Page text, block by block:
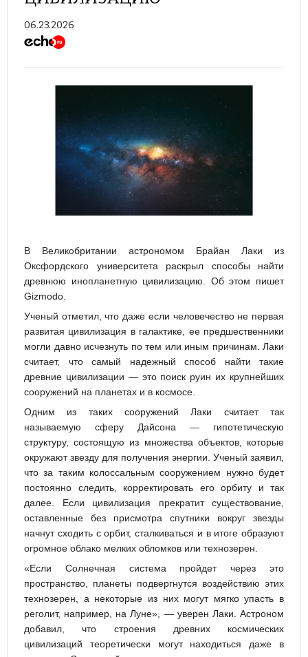
06.23.2026
В Великобритании астрономом Брайан Лаки из
Оксфордского университета раскрыл способы найти
древнюю инопланетную цивилизацию. Об этом пишет
Gizmodo.
Ученый отметил, что даже если человечество не первая
развитая цивилизация в галактике, ее предшественники
могли давно исчезнуть по тем или иным причинам. Лаки
считает, что самый надежный способ найти такие
древние цивилизации — это поиск руин их крупнейших
сооружений на планетах и в космосе.
Одним из таких сооружений Лаки считает так
называемую сферу Дайсона — гипотетическую
структуру, состоящую из множества объектов, которые
окружают звезду для получения энергии. Ученый заявил,
что за таким колоссальным сооружением нужно будет
постоянно следить, корректировать его орбиту и так
далее. Если цивилизация прекратит существование,
оставленные без присмотра спутники вокруг звезды
начнут сходить с орбит, сталкиваться и в итоге образуют
огромное облако мелких обломков или технозерен.
«Если Солнечная система пройдет через это
пространство, планеты подвергнутся воздействию этих
технозерен, а некоторые из них могут мягко упасть в
реголит, например, на Луне», — уверен Лаки. Астроном
добавил, что строения древних космических
цивилизаций теоретически могут находиться даже в